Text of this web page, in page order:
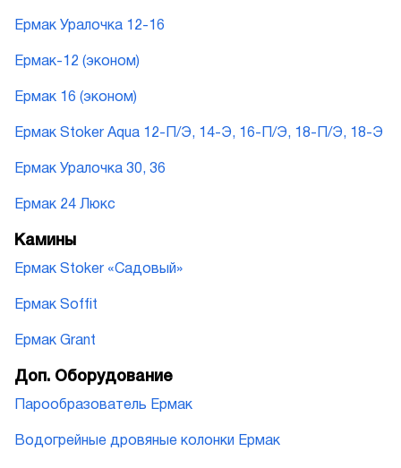
Ермак Уралочка 12-16
Ермак-12 (эконом)
Ермак 16 (эконом)
Ермак Stoker Aqua 12-П/Э, 14-Э, 16-П/Э, 18-П/Э, 18-Э
Ермак Уралочка 30, 36
Ермак 24 Люкс
Камины
Ермак Stoker «Садовый»
Ермак Soffit
Ермак Grant
Доп. Оборудование
Парообразователь Ермак
Водогрейные дровяные колонки Ермак